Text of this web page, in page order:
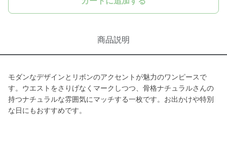
商品説明
モダンなデザインとリボンのアクセントが魅力のワンピースで
す。ウエストをさりげなくマークしつつ、骨格ナチュラルさんの
持つナチュラルな雰囲気にマッチする一枚です。お出かけや特別
な日にもおすすめです。